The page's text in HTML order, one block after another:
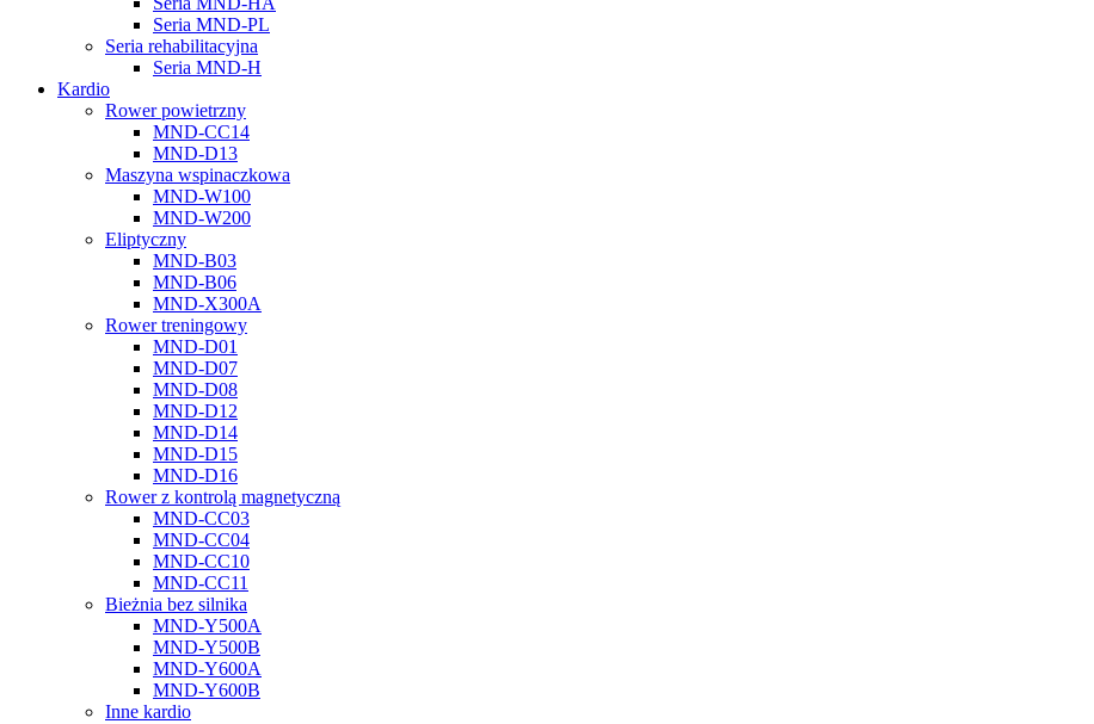
Seria MND-PL
Seria rehabilitacyjna
Seria MND-H
Kardio
Rower powietrzny
MND-CC14
MND-D13
Maszyna wspinaczkowa
MND-W100
MND-W200
Eliptyczny
MND-B03
MND-B06
MND-X300A
Rower treningowy
MND-D01
MND-D07
MND-D08
MND-D12
MND-D14
MND-D15
MND-D16
Rower z kontrolą magnetyczną
MND-CC03
MND-CC04
MND-CC10
MND-CC11
Bieżnia bez silnika
MND-Y500A
MND-Y500B
MND-Y600A
MND-Y600B
Inne kardio